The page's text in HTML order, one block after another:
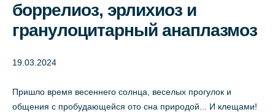
боррелиоз, эрлихиоз и
гранулоцитарный анаплазмоз
19.03.2024
Пришло время весеннего солнца, веселых прогулок и
общения с пробудающейся ото сна природой... И клещами!